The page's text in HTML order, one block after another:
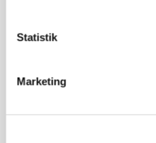
Statistik
Marketing